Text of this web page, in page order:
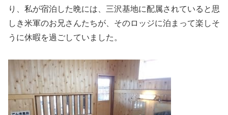
り、私が宿泊した晩には、三沢基地に配属されていると思
しき米軍のお兄さんたちが、そのロッジに泊まって楽しそ
うに休暇を過ごしていました。